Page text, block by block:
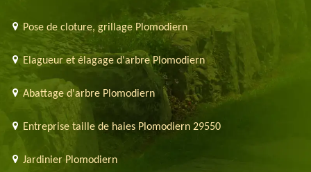
Pose de cloture, grillage Plomodiern
Elagueur et élagage d'arbre Plomodiern
Abattage d'arbre Plomodiern
Entreprise taille de haies Plomodiern 29550
Jardinier Plomodiern